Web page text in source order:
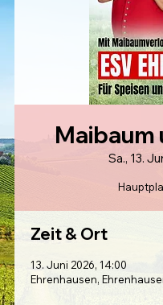
Maibaum
Sa., 13.
Zeit & Ort
13. Juni 2026, 14:00
Ehrenhausen,